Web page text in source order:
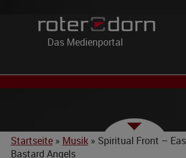
Das Medienportal
Startseite» Musik» Spiritual Front –
Bastard Angels